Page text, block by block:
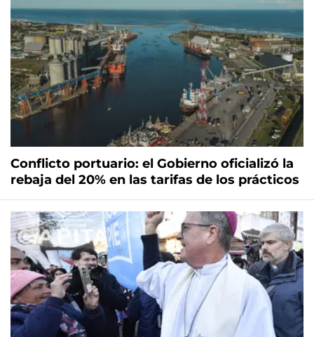
Conflicto portuario: el Gobierno oficializó la
rebaja del 20% en las tarifas de los prácticos